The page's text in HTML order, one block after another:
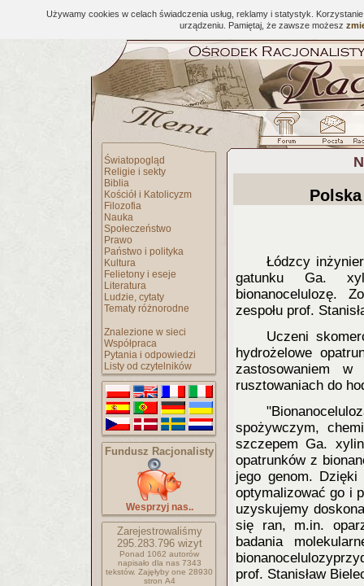
Używamy cookies w celach świadczenia usług, reklamy i statystyk.
urządzeniu. Pamiętaj, że zawsze możesz
Światopogląd
Religie i sekty
Biblia
Kościół i Katolicyzm
Filozofia
Nauka
Społeczeństwo
Prawo
Państwo i polityka
Kultura
Felietony i eseje
Literatura
Ludzie, cytaty
Tematy różnorodne
Znalezione w sieci
Współpraca
Pytania i odpowiedzi
Listy od czytelników
Fundusz Racjonalisty
Wesprzyj nas..
Zarejestrowaliśmy
295.283.796wizyt
Ponad 1062 autorów
napisało dla nas 7343
tekstów. Zajęłyby one 28930
stron A4
Łódzcy
gatunku Ga.
bionanocelulozę.
zespołu prof.
Uczeni
hydrożelowe
zastosowaniem
rusztowaniach do
spożywczym,
szczepem Ga.
opatrunków z
jego genom.
optymalizować go i
uzyskujemy
się ran, m.in.
badania
prof. Stanisław